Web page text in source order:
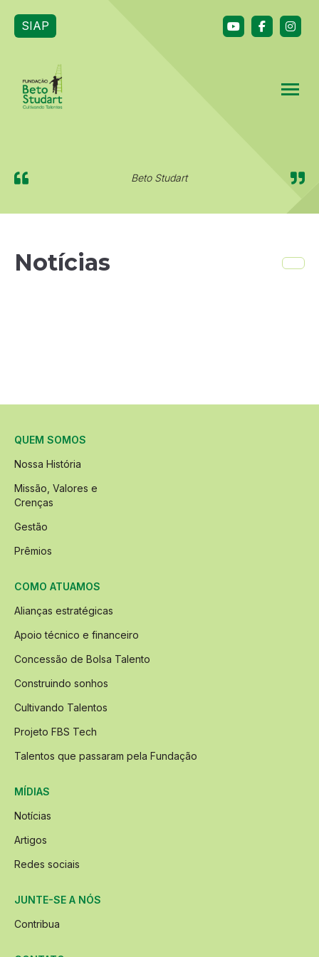
SIAP
Beto Studart
Notícias
QUEM SOMOS
Nossa História
Missão, Valores e
Crenças
Gestão
Prêmios
COMO ATUAMOS
Alianças estratégicas
Apoio técnico e financeiro
Concessão de Bolsa Talento
Construindo sonhos
Cultivando Talentos
Projeto FBS Tech
Talentos que passaram pela Fundação
MÍDIAS
Notícias
Artigos
Redes sociais
JUNTE-SE A NÓS
Contribua